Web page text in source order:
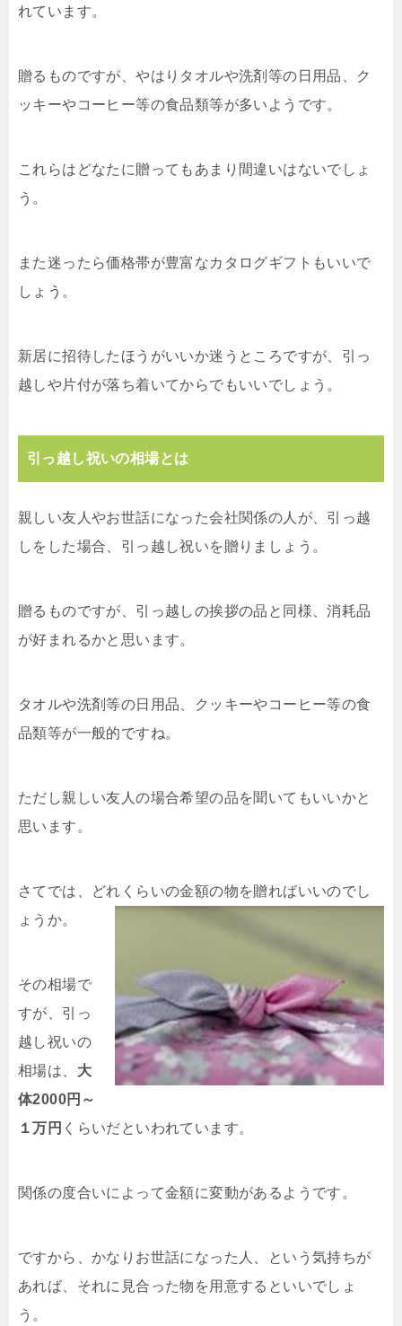
れています。
贈るものですが、やはりタオルや洗剤等の日用品、ク
ッキーやコーヒー等の食品類等が多いようです。
これらはどなたに贈ってもあまり間違いはないでしょ
う。
また迷ったら価格帯が豊富なカタログギフトもいいで
しょう。
新居に招待したほうがいいか迷うところですが、引っ
越しや片付が落ち着いてからでもいいでしょう。
引っ越し祝いの相場とは
親しい友人やお世話になった会社関係の人が、引っ越
しをした場合、引っ越し祝いを贈りましょう。
贈るものですが、引っ越しの挨拶の品と同様、消耗品
が好まれるかと思います。
タオルや洗剤等の日用品、クッキーやコーヒー等の食
品類等が一般的ですね。
ただし親しい友人の場合希望の品を聞いてもいいかと
思います。
さてでは、どれくらいの金額の物を贈ればいいのでし
ょうか。
その相場で
すが、引っ
越し祝いの
相場は、 大
体2000円～
１万円 くらいだといわれています。
関係の度合いによって金額に変動があるようです。
ですから、かなりお世話になった人、という気持ちが
あれば、それに見合った物を用意するといいでしょ
う。